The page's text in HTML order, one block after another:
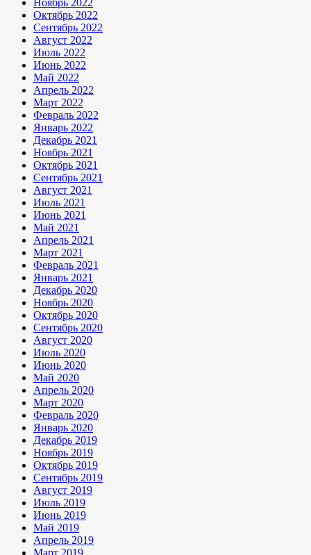
Ноябрь 2022
Октябрь 2022
Сентябрь 2022
Август 2022
Июль 2022
Июнь 2022
Май 2022
Апрель 2022
Март 2022
Февраль 2022
Январь 2022
Декабрь 2021
Ноябрь 2021
Октябрь 2021
Сентябрь 2021
Август 2021
Июль 2021
Июнь 2021
Май 2021
Апрель 2021
Март 2021
Февраль 2021
Январь 2021
Декабрь 2020
Ноябрь 2020
Октябрь 2020
Сентябрь 2020
Август 2020
Июль 2020
Июнь 2020
Май 2020
Апрель 2020
Март 2020
Февраль 2020
Январь 2020
Декабрь 2019
Ноябрь 2019
Октябрь 2019
Сентябрь 2019
Август 2019
Июль 2019
Июнь 2019
Май 2019
Апрель 2019
Март 2019